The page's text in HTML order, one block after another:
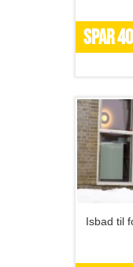
SPAR
Isbad til